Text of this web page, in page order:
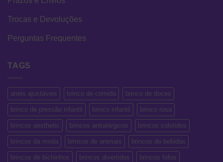
Trocas e Devoluções
Perguntas Frequentes
TAGS
anéis ajustáveis brinco de comida brinco de doces
brinco de pressão infantil brinco infantil brinco rosa
brincos aesthetic brincos antialérgicos brincos coloridos
brincos da moda brincos de animais brincos de bebidas
brincos de bichinhos brincos divertidos brincos fofos